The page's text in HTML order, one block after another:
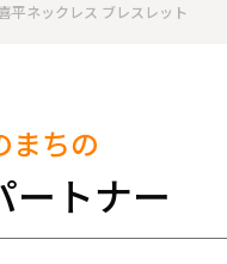
平ネックレス ブレスレット
まちの
ートナー